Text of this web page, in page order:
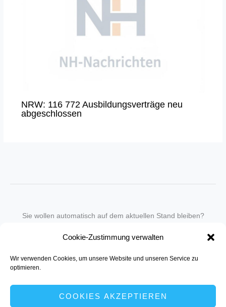
Cookie-Zustimmung verwalten
Wir verwenden Cookies, um unsere Website und unseren Service zu
optimieren.
COOKIES AKZEPTIEREN
NRW: 116 772 Ausbildungsverträge neu
abgeschlossen
Sie wollen automatisch auf dem aktuellen Stand bleiben?
in unseren Newsletter-Service auf.
Senden Sie für ein Angebot einfach eine